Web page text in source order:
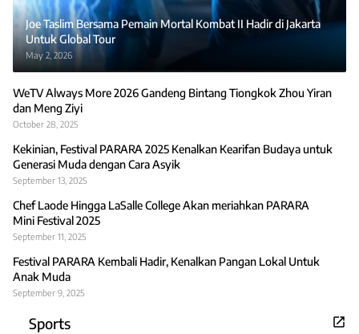
Joe Taslim Bersama Pemain Mortal Kombat II Hadir di Jakarta
Untuk Global Tour
May 2, 2026
WeTV Always More 2026 Gandeng Bintang Tiongkok Zhou Yiran
dan Meng Ziyi
October 28, 2025
Kekinian, Festival PARARA 2025 Kenalkan Kearifan Budaya untuk
Generasi Muda dengan Cara Asyik
September 13, 2025
Chef Laode Hingga LaSalle College Akan meriahkan PARARA
Mini Festival 2025
September 11, 2025
Festival PARARA Kembali Hadir, Kenalkan Pangan Lokal Untuk
Anak Muda
September 9, 2025
Sports